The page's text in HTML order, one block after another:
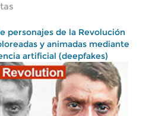
personajes de la Revolución
y animadas mediante
artificial (deepfakes)